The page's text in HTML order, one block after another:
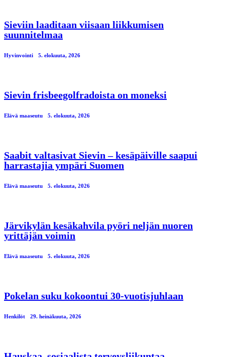
Sieviin laaditaan viisaan liikkumisen
suunnitelmaa
Hyvinvointi 5. elokuuta, 2026
Sievin frisbeegolfradoista on moneksi
Elävä maaseutu 5. elokuuta, 2026
Saabit valtasivat Sievin – kesäpäiville saapui
harrastajia ympäri Suomen
Elävä maaseutu 5. elokuuta, 2026
Järvikylän kesäkahvila pyöri neljän nuoren
yrittäjän voimin
Elävä maaseutu 5. elokuuta, 2026
Pokelan suku kokoontui 30-vuotisjuhlaan
Henkilöt 29. heinäkuuta, 2026